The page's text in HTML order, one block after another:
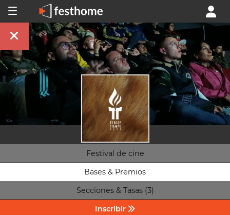
Festival de cine
Bases & Premios
Secciones & Tasas (3)
Inscribir